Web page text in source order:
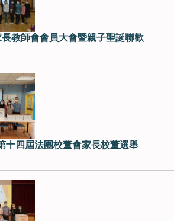
長教師會會員大會暨親子聖誕聯歡
十四屆法團校董會家長校董選舉